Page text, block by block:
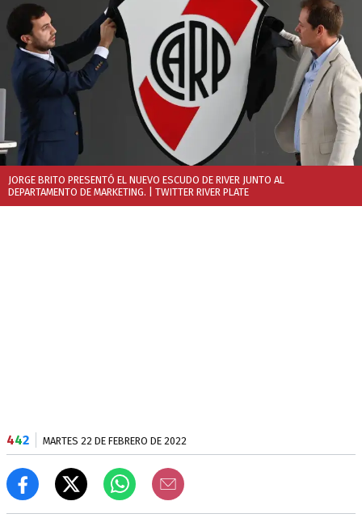
JORGE BRITO PRESENTÓ EL NUEVO ESCUDO DE RIVER JUNTO AL
DEPARTAMENTO DE MARKETING. | TWITTER RIVER PLATE
442 MARTES 22 DE FEBRERO DE 2022